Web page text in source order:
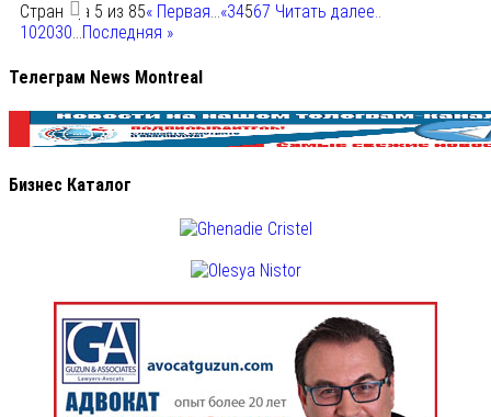
Страница 5 из 85« Первая...«34567 Читать далее..
102030...Последняя »
Телеграм News Montreal
Бизнес Каталог